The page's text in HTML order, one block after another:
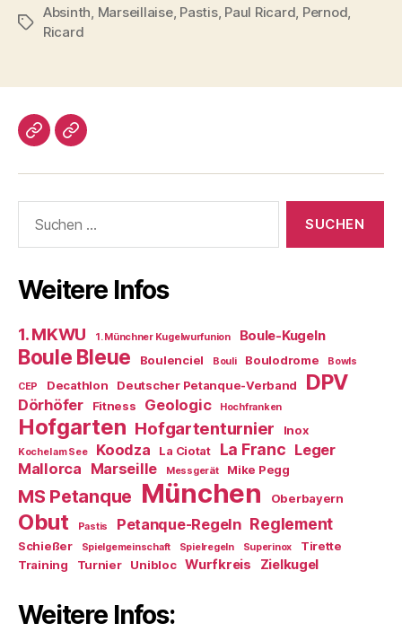
Schlagwörter
Absinth, Marseillaise, Pastis, Paul Ricard, Pernod,
Ricard
Impressum/DatSchutz
Beliebte
nach:
Weitere Infos
1. MKWU 1. Münchner Kugelwurfunion Boule-Kugeln
Boule Bleue Boulenciel Bouli Boulodrome Bowls
CEP Decathlon Deutscher Petanque-Verband DPV
Dörhöfer Fitness Geologic Hochfranken
Hofgarten Hofgartenturnier Inox
Kochel am See Koodza La Ciotat La Franc Leger
Mallorca Marseille Messgerät Mike Pegg
MS Petanque München Oberbayern
Obut Pastis Petanque-Regeln Reglement
Schießer Spielgemeinschaft Spielregeln Superinox
Tirette
Training
Turnier Unibloc Wurfkreis Zielkugel
Weitere Infos: